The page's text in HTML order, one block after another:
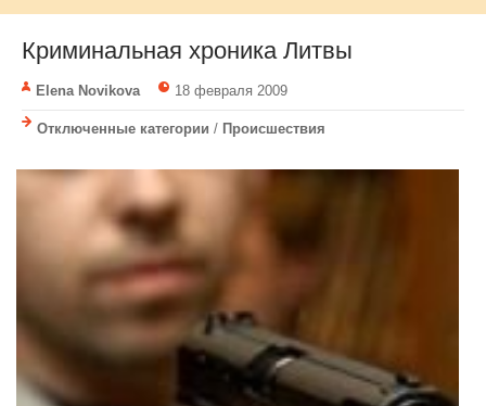
Криминальная хроника Литвы
Elena Novikova 18 февраля 2009
Отключенные категории / Происшествия